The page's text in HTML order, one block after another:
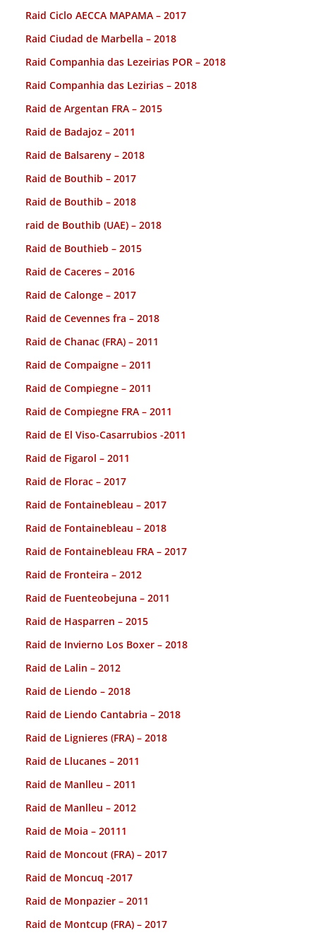
Raid Ciclo AECCA MAPAMA – 2017
Raid Ciudad de Marbella – 2018
Raid Companhia das Lezeirias POR – 2018
Raid Companhia das Lezirias – 2018
Raid de Argentan FRA – 2015
Raid de Badajoz – 2011
Raid de Balsareny – 2018
Raid de Bouthib – 2017
Raid de Bouthib – 2018
raid de Bouthib (UAE) – 2018
Raid de Bouthieb – 2015
Raid de Caceres – 2016
Raid de Calonge – 2017
Raid de Cevennes fra – 2018
Raid de Chanac (FRA) – 2011
Raid de Compaigne – 2011
Raid de Compiegne – 2011
Raid de Compiegne FRA – 2011
Raid de El Viso-Casarrubios -2011
Raid de Figarol – 2011
Raid de Florac – 2017
Raid de Fontainebleau – 2017
Raid de Fontainebleau – 2018
Raid de Fontainebleau FRA – 2017
Raid de Fronteira – 2012
Raid de Fuenteobejuna – 2011
Raid de Hasparren – 2015
Raid de Invierno Los Boxer – 2018
Raid de Lalin – 2012
Raid de Liendo – 2018
Raid de Liendo Cantabria – 2018
Raid de Lignieres (FRA) – 2018
Raid de Llucanes – 2011
Raid de Manlleu – 2011
Raid de Manlleu – 2012
Raid de Moia – 20111
Raid de Moncout (FRA) – 2017
Raid de Moncuq -2017
Raid de Monpazier – 2011
Raid de Montcup (FRA) – 2017